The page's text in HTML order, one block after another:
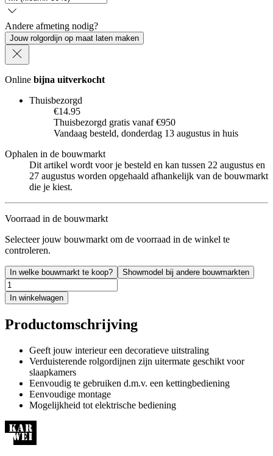
Andere afmeting nodig?
Jouw rolgordijn op maat laten maken
Online bijna uitverkocht
Thuisbezorgd
€14.95
Thuisbezorgd gratis vanaf €950
Vandaag besteld, donderdag 13 augustus in huis
Ophalen in de bouwmarkt
Dit artikel wordt voor je besteld en kan tussen 22 augustus en
27 augustus worden opgehaald afhankelijk van de bouwmarkt
die je kiest.
Voorraad in de bouwmarkt
Selecteer jouw bouwmarkt om de voorraad in de winkel te
controleren.
In welke bouwmarkt te koop? Showmodel bij andere bouwmarkten
In winkelwagen
Productomschrijving
Geeft jouw interieur een decoratieve uitstraling
Verduisterende rolgordijnen zijn uitermate geschikt voor
slaapkamers
Eenvoudig te gebruiken d.m.v. een kettingbediening
Eenvoudige montage
Mogelijkheid tot elektrische bediening